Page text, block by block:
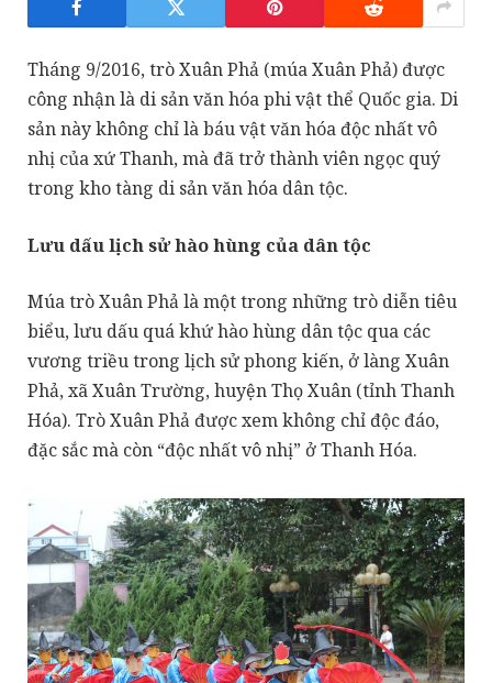
Tháng 9/2016, trò Xuân Phả (múa Xuân Phả) được
công nhận là di sản văn hóa phi vật thể Quốc gia. Di
sản này không chỉ là báu vật văn hóa độc nhất vô
nhị của xứ Thanh, mà đã trở thành viên ngọc quý
trong kho tàng di sản văn hóa dân tộc.
Lưu dấu lịch sử hào hùng của dân tộc
Múa trò Xuân Phả là một trong những trò diễn tiêu
biểu, lưu dấu quá khứ hào hùng dân tộc qua các
vương triều trong lịch sử phong kiến, ở làng Xuân
Phả, xã Xuân Trường, huyện Thọ Xuân (tỉnh Thanh
Hóa). Trò Xuân Phả được xem không chỉ độc đáo,
đặc sắc mà còn “độc nhất vô nhị” ở Thanh Hóa.